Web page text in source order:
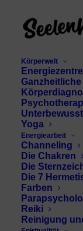
Körperwelt
Yoga
Energiearbeit
Channeling
Die Chakren
Die
Die 7
Farben
Reiki
Reinigung